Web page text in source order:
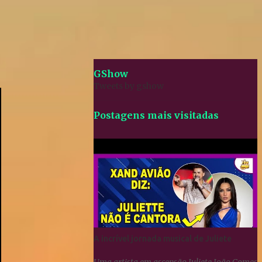
GShow
Tweets by gshow
Postagens mais visitadas
A incrível jornada musical de Juliete